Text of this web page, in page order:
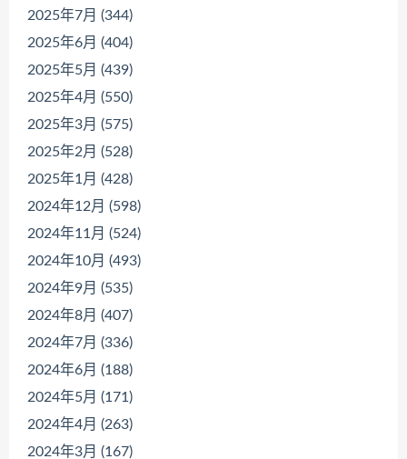
2025年7月 (344)
2025年6月 (404)
2025年5月 (439)
2025年4月 (550)
2025年3月 (575)
2025年2月 (528)
2025年1月 (428)
2024年12月 (598)
2024年11月 (524)
2024年10月 (493)
2024年9月 (535)
2024年8月 (407)
2024年7月 (336)
2024年6月 (188)
2024年5月 (171)
2024年4月 (263)
2024年3月 (167)